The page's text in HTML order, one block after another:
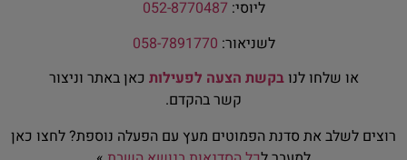
ליוסי: 052-8770487
לשניאור: 058-7891770
או שלחו לנובקשת הצעה לפעילות כאן באתר וניצור
קשר בהקדם.
רוצים לשלב את סדנת הפמוטים מעץ עם הפעלה נוספת? לחצו כאן